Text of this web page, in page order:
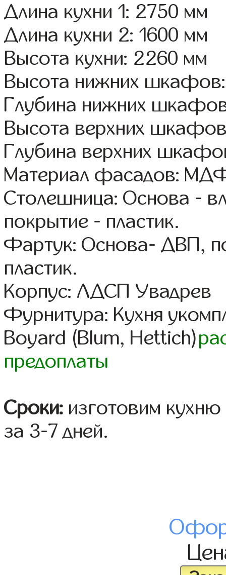
Длина кухни 1: 2750 мм
Длина кухни 2: 1600 мм
Высота кухни: 2260 мм
Высота нижних
Глубина нижних
Высота верхних
Глубина верхних
Материал фасадов:
Столешница: Основа -
покрытие - пластик.
Фартук: Основа- ДВП,
пластик.
Корпус: ЛДСП Увадрев
Фурнитура: Кухня
Boyard (Blum, Hettich)
предоплаты
Сроки: изготовим
за 3-7 дней.